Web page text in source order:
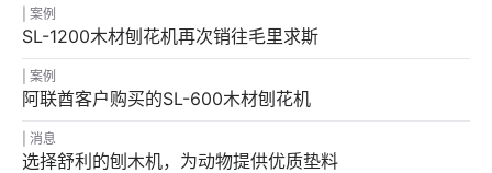
案例
SL-1200木材刨花机再次销往毛里求斯
案例
阿联酋客户购买的SL-600木材刨花机
消息
选择舒利的刨木机，为动物提供优质垫料